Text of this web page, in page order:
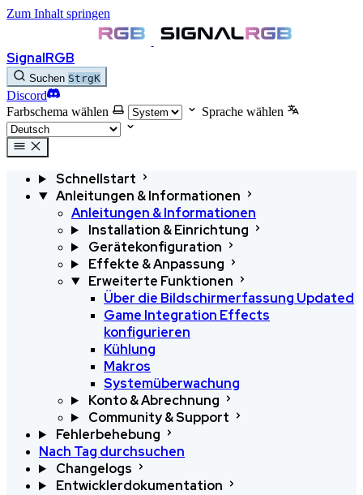
Zum Inhalt springen
SignalRGB
Suchen StrgK
Discord
Farbschema wählen
Sprache wählen
Schnellstart
Anleitungen & Informationen
Anleitungen & Informationen
Installation & Einrichtung
Gerätekonfiguration
Effekte & Anpassung
Erweiterte Funktionen
Über die Bildschirmerfassung Updated
Game Integration Effects
konfigurieren
Kühlung
Makros
Systemüberwachung
Konto & Abrechnung
Community & Support
Fehlerbehebung
Nach Tag durchsuchen
Changelogs
Entwicklerdokumentation